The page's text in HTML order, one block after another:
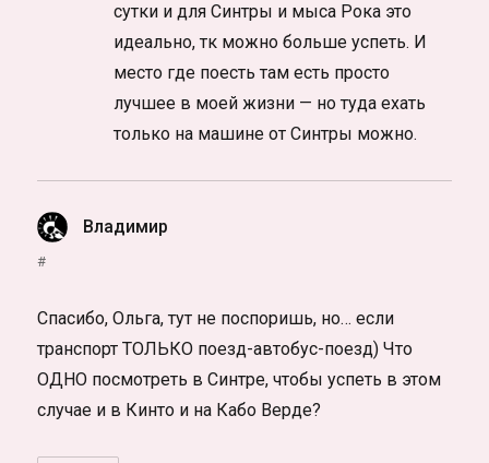
сутки и для Синтры и мыса Рока это
идеально, тк можно больше успеть. И
место где поесть там есть просто
лучшее в моей жизни — но туда ехать
только на машине от Синтры можно.
Владимир
#
Спасибо, Ольга, тут не поспоришь, но… если
транспорт ТОЛЬКО поезд-автобус-поезд) Что
ОДНО посмотреть в Синтре, чтобы успеть в этом
случае и в Кинто и на Кабо Верде?